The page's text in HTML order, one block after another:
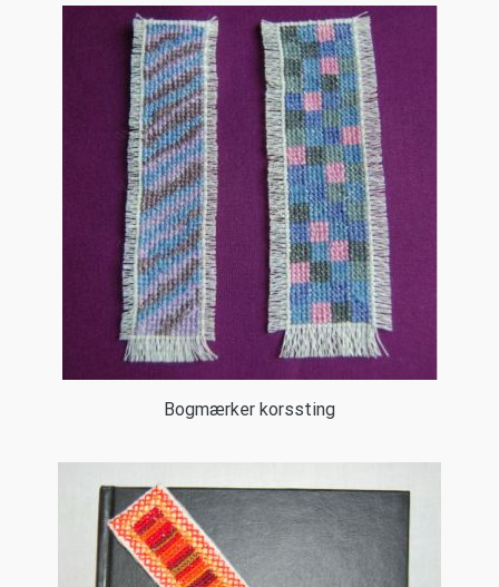
Bogmærker korssting